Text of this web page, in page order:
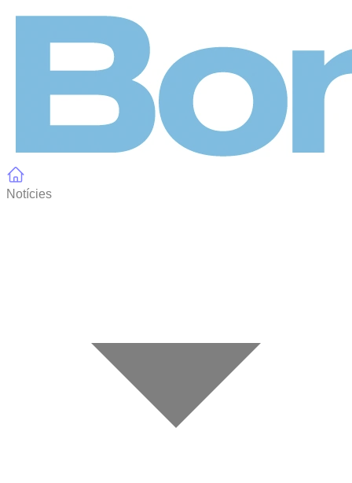
Notícies